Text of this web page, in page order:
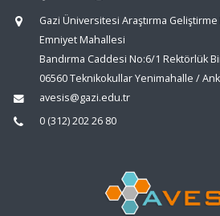
Gazi Üniversitesi Araştırma
Emniyet Mahallesi
Bandırma Caddesi No:6/1 Rektörlük
06560 Teknikokullar Yenimahalle /
avesis@gazi.edu.tr
0 (312) 202 26 80